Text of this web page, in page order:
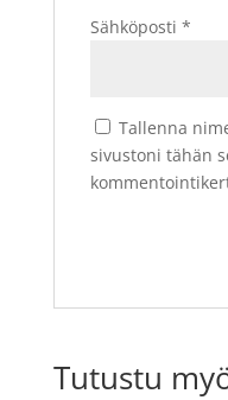
Sähköposti *
Tallenna
sivustoni tähän
Tutustu